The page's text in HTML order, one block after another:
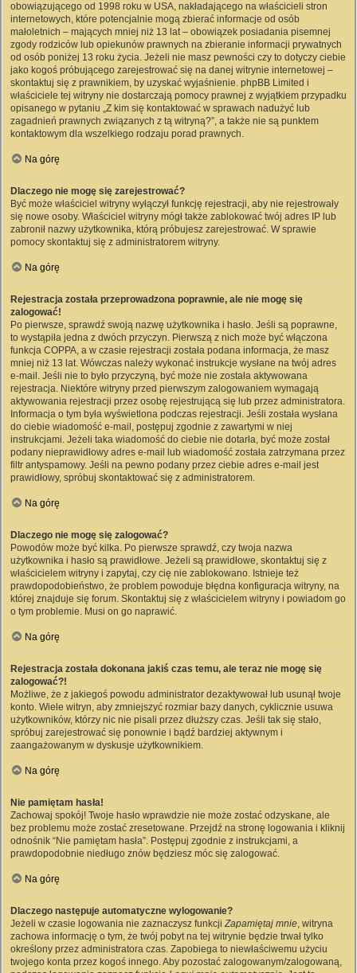
obowiązującego od 1998 roku w USA, nakładającego na właścicieli stron
internetowych, które potencjalnie mogą zbierać informacje od osób
małoletnich – mających mniej niż 13 lat – obowiązek posiadania pisemnej
zgody rodziców lub opiekunów prawnych na zbieranie informacji prywatnych
od osób poniżej 13 roku życia. Jeżeli nie masz pewności czy to dotyczy ciebie
jako kogoś próbującego zarejestrować się na danej witrynie internetowej –
skontaktuj się z prawnikiem, by uzyskać wyjaśnienie. phpBB Limited i
właściciele tej witryny nie dostarczają pomocy prawnej z wyjątkiem przypadku
opisanego w pytaniu „Z kim się kontaktować w sprawach nadużyć lub
zagadnień prawnych związanych z tą witryną?”, a także nie są punktem
kontaktowym dla wszelkiego rodzaju porad prawnych.
Na górę
Dlaczego nie mogę się zarejestrować?
Być może właściciel witryny wyłączył funkcję rejestracji, aby nie rejestrowały
się nowe osoby. Właściciel witryny mógł także zablokować twój adres IP lub
zabronił nazwy użytkownika, którą próbujesz zarejestrować. W sprawie
pomocy skontaktuj się z administratorem witryny.
Na górę
Rejestracja została przeprowadzona poprawnie, ale nie mogę się
zalogować!
Po pierwsze, sprawdź swoją nazwę użytkownika i hasło. Jeśli są poprawne,
to wystąpiła jedna z dwóch przyczyn. Pierwszą z nich może być włączona
funkcja COPPA, a w czasie rejestracji została podana informacja, że masz
mniej niż 13 lat. Wówczas należy wykonać instrukcje wysłane na twój adres
e-mail. Jeśli nie to było przyczyną, być może nie została aktywowana
rejestracja. Niektóre witryny przed pierwszym zalogowaniem wymagają
aktywowania rejestracji przez osobę rejestrującą się lub przez administratora.
Informacja o tym była wyświetlona podczas rejestracji. Jeśli została wysłana
do ciebie wiadomość e-mail, postępuj zgodnie z zawartymi w niej
instrukcjami. Jeżeli taka wiadomość do ciebie nie dotarła, być może został
podany nieprawidłowy adres e-mail lub wiadomość została zatrzymana przez
filtr antyspamowy. Jeśli na pewno podany przez ciebie adres e-mail jest
prawidłowy, spróbuj skontaktować się z administratorem.
Na górę
Dlaczego nie mogę się zalogować?
Powodów może być kilka. Po pierwsze sprawdź, czy twoja nazwa
użytkownika i hasło są prawidłowe. Jeżeli są prawidłowe, skontaktuj się z
właścicielem witryny i zapytaj, czy cię nie zablokowano. Istnieje też
prawdopodobieństwo, że problem powoduje błędna konfiguracja witryny, na
której znajduje się forum. Skontaktuj się z właścicielem witryny i powiadom go
o tym problemie. Musi on go naprawić.
Na górę
Rejestracja została dokonana jakiś czas temu, ale teraz nie mogę się
zalogować?!
Możliwe, że z jakiegoś powodu administrator dezaktywował lub usunął twoje
konto. Wiele witryn, aby zmniejszyć rozmiar bazy danych, cyklicznie usuwa
użytkowników, którzy nic nie pisali przez dłuższy czas. Jeśli tak się stało,
spróbuj zarejestrować się ponownie i bądź bardziej aktywnym i
zaangażowanym w dyskusje użytkownikiem.
Na górę
Nie pamiętam hasła!
Zachowaj spokój! Twoje hasło wprawdzie nie może zostać odzyskane, ale
bez problemu może zostać zresetowane. Przejdź na stronę logowania i kliknij
odnośnik “Nie pamiętam hasła”. Postępuj zgodnie z instrukcjami, a
prawdopodobnie niedługo znów będziesz móc się zalogować.
Na górę
Dlaczego następuje automatyczne wylogowanie?
Jeżeli w czasie logowania nie zaznaczysz funkcjiZapamiętaj mnie, witryna
zachowa informację o tym, że twój pobyt na tej witrynie będzie trwał tylko
określony przez administratora czas. Zapobiega to niewłaściwemu użyciu
twojego konta przez kogoś innego. Aby pozostać zalogowanym/zalogowaną,